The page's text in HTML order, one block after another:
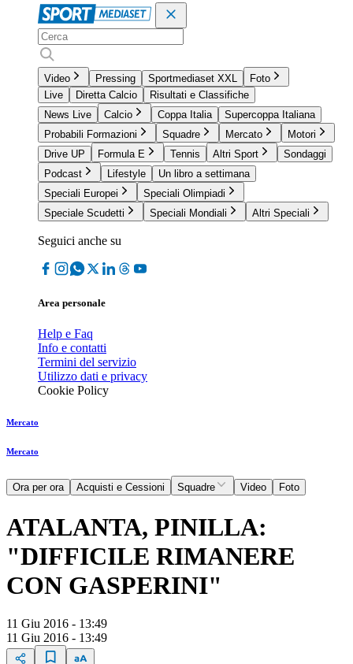
Video Pressing Sportmediaset XXL
Foto
Live
Diretta Calcio
Risultati e Classifiche
News Live
Calcio Coppa Italia
Supercoppa Italiana
Probabili Formazioni
Squadre Mercato
Motori
Drive UP
Formula E Tennis Altri Sport
Sondaggi
Podcast
Lifestyle
Un libro a settimana
Speciali Europei
Speciali Olimpiadi
Speciale Scudetti
Speciali Mondiali Altri Speciali
Seguici anche su
Area personale
Help e Faq
Info e contatti
Termini del servizio
Utilizzo dati e privacy
Cookie Policy
Mercato
Mercato
Ora per ora Acquisti e Cessioni Squadre Video Foto
ATALANTA, PINILLA:
"DIFFICILE RIMANERE
CON GASPERINI"
11 Giu 2016 - 13:49
11 Giu 2016 - 13:49